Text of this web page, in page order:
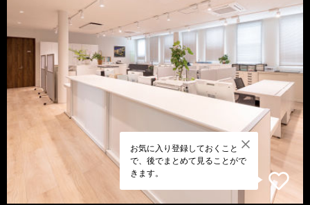
お気に入り登録しておくこと
で、後でまとめて見ることがで
きます。